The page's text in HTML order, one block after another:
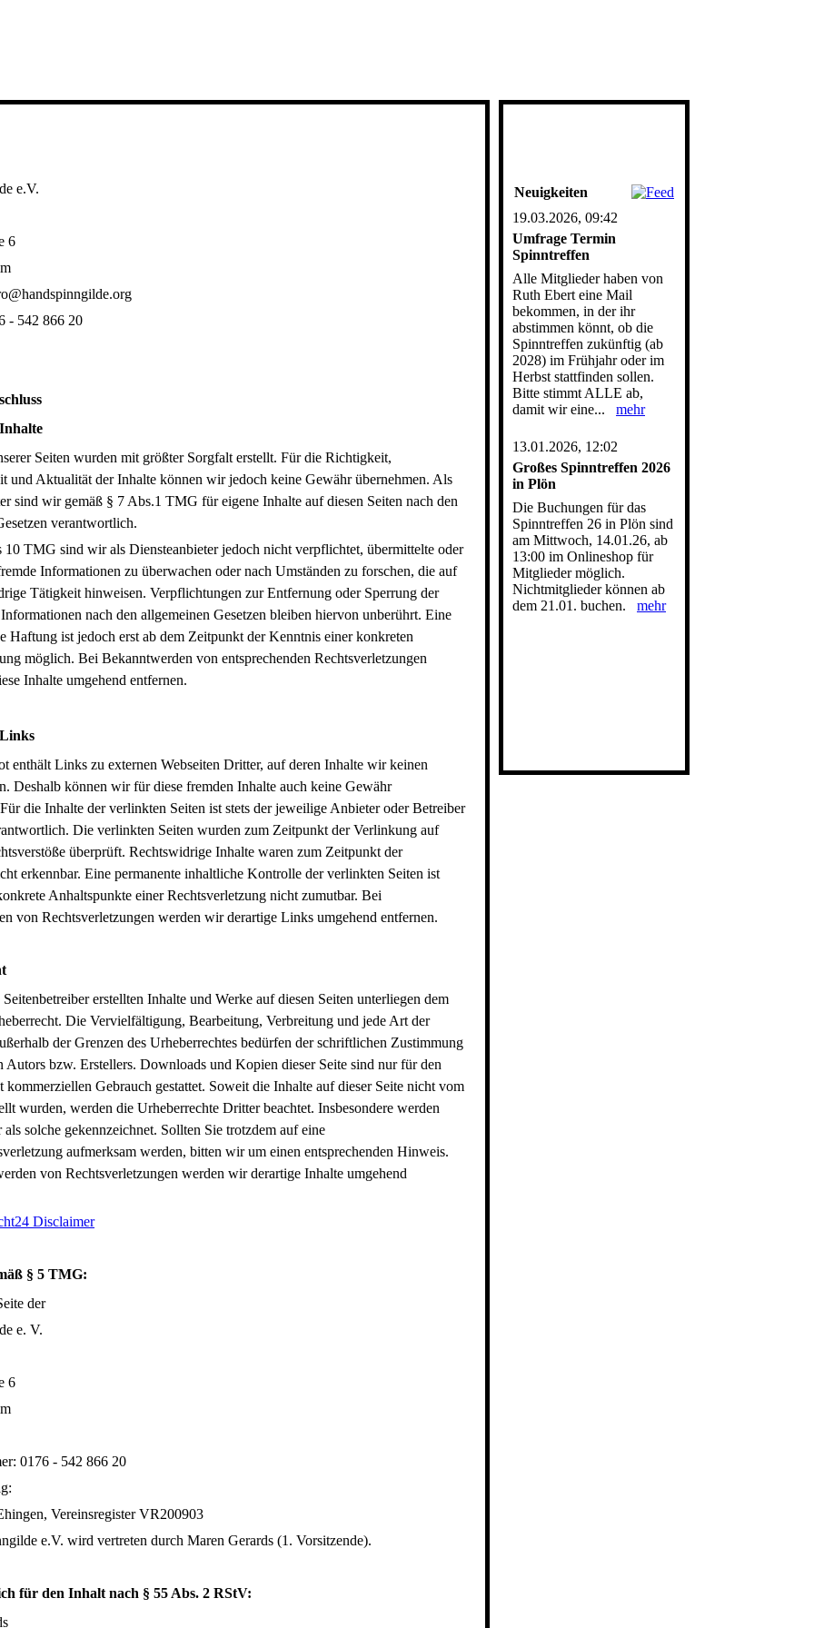
e.V.
6
- 542 866 20
Seiten wurden mit größter Sorgfalt erstellt. Für die Richtigkeit,
und Aktualität der Inhalte können wir jedoch keine Gewähr übernehmen. Als
sind wir gemäß § 7 Abs.1 TMG für eigene Inhalte auf diesen Seiten nach den
verantwortlich.
10 TMG sind wir als Diensteanbieter jedoch nicht verpflichtet, übermittelte oder
Informationen zu überwachen oder nach Umständen zu forschen, die auf
Tätigkeit hinweisen. Verpflichtungen zur Entfernung oder Sperrung der
nach den allgemeinen Gesetzen bleiben hiervon unberührt. Eine
Haftung ist jedoch erst ab dem Zeitpunkt der Kenntnis einer konkreten
möglich. Bei Bekanntwerden von entsprechenden Rechtsverletzungen
Inhalte umgehend entfernen.
enthält Links zu externen Webseiten Dritter, auf deren Inhalte wir keinen
Deshalb können wir für diese fremden Inhalte auch keine Gewähr
die Inhalte der verlinkten Seiten ist stets der jeweilige Anbieter oder Betreiber
Die verlinkten Seiten wurden zum Zeitpunkt der Verlinkung auf
überprüft. Rechtswidrige Inhalte waren zum Zeitpunkt der
erkennbar. Eine permanente inhaltliche Kontrolle der verlinkten Seiten ist
Anhaltspunkte einer Rechtsverletzung nicht zumutbar. Bei
von Rechtsverletzungen werden wir derartige Links umgehend entfernen.
erstellten Inhalte und Werke auf diesen Seiten unterliegen dem
Die Vervielfältigung, Bearbeitung, Verbreitung und jede Art der
der Grenzen des Urheberrechtes bedürfen der schriftlichen Zustimmung
Autors bzw. Erstellers. Downloads und Kopien dieser Seite sind nur für den
kommerziellen Gebrauch gestattet. Soweit die Inhalte auf dieser Seite nicht vom
wurden, werden die Urheberrechte Dritter beachtet. Insbesondere werden
solche gekennzeichnet. Sollten Sie trotzdem auf eine
aufmerksam werden, bitten wir um einen entsprechenden Hinweis.
von Rechtsverletzungen werden wir derartige Inhalte umgehend
Disclaimer
§ 5 TMG:
der
e. V.
6
0176 - 542 866 20
Vereinsregister VR200903
e.V. wird vertreten durch Maren Gerards (1. Vorsitzende).
für den Inhalt nach § 55 Abs. 2 RStV:
Neuigkeiten
19.03.2026, 09:42
Umfrage Termin
Spinntreffen
Alle Mitglieder haben von
Ruth Ebert eine Mail
bekommen, in der ihr
abstimmen könnt, ob die
Spinntreffen zukünftig (ab
2028) im Frühjahr oder im
Herbst stattfinden sollen.
Bitte stimmt ALLE ab,
damit wir eine... mehr
13.01.2026, 12:02
Großes Spinntreffen 2026
in Plön
Die Buchungen für das
Spinntreffen 26 in Plön sind
am Mittwoch, 14.01.26, ab
13:00 im Onlineshop für
Mitglieder möglich.
Nichtmitglieder können ab
dem 21.01. buchen. mehr